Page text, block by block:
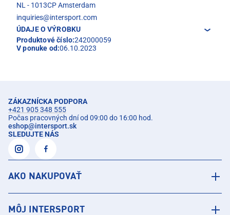
NL - 1013CP Amsterdam
inquiries@intersport.com
ÚDAJE O VÝROBKU
Produktové číslo:242000059
V ponuke od:06.10.2023
ZÁKAZNÍCKA PODPORA
+421 905 348 555
Počas pracovných dní od 09:00 do 16:00 hod.
eshop@intersport.sk
SLEDUJTE NÁS
AKO NAKUPOVAŤ
MÔJ INTERSPORT